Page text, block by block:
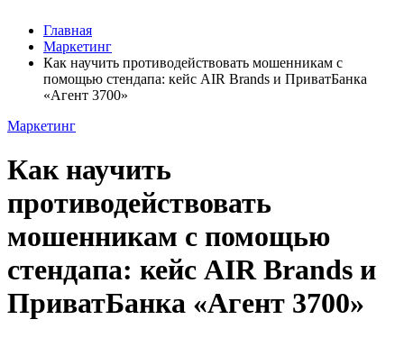
Главная
Маркетинг
Как научить противодействовать мошенникам с
помощью стендапа: кейс AIR Brands и ПриватБанка
«Агент 3700»
Маркетинг
Как научить
противодействовать
мошенникам с помощью
стендапа: кейс AIR Brands и
ПриватБанка «Агент 3700»